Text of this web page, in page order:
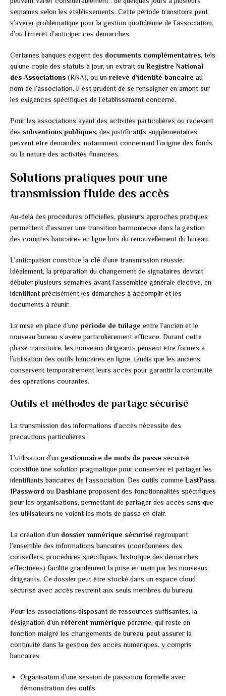
semaines selon les établissements. Cette période transitoire peut
s’avérer problématique pour la gestion quotidienne de l’association,
d’où l’intérêt d’anticiper ces démarches.
Certaines banques exigent des documents complémentaires, tels
qu’une copie des statuts à jour, un extrait duRegistre National
des Associations (RNA), ou un relevé d’identité bancaire au
nom de l’association. Il est prudent de se renseigner en amont sur
les exigences spécifiques de l’établissement concerné.
Pour les associations ayant des activités particulières ou recevant
des subventions publiques, des justificatifs supplémentaires
peuvent être demandés, notamment concernant l’origine des fonds
ou la nature des activités financées.
Solutions pratiques pour une
transmission fluide des accès
Au-delà des procédures officielles, plusieurs approches pratiques
permettent d’assurer une transition harmonieuse dans la gestion
des comptes bancaires en ligne lors du renouvellement du bureau.
L’anticipation constitue la clé d’une transmission réussie.
Idéalement, la préparation du changement de signataires devrait
débuter plusieurs semaines avant l’assemblée générale élective, en
identifiant précisément les démarches à accomplir et les
documents à réunir.
La mise en place d’une période de tuilage entre l’ancien et le
nouveau bureau s’avère particulièrement efficace. Durant cette
phase transitoire, les nouveaux dirigeants peuvent être formés à
l’utilisation des outils bancaires en ligne, tandis que les anciens
conservent temporairement leurs accès pour garantir la continuité
des opérations courantes.
Outils et méthodes de partage sécurisé
La transmission des informations d’accès nécessite des
précautions particulières :
L’utilisation d’un gestionnaire de mots de passe sécurisé
constitue une solution pragmatique pour conserver et partager les
identifiants bancaires de l’association. Des outils commeLastPass,
1Password ou Dashlane proposent des fonctionnalités spécifiques
pour les organisations, permettant de partager des accès sans que
les utilisateurs ne voient les mots de passe en clair.
La création d’un dossier numérique sécurisé regroupant
l’ensemble des informations bancaires (coordonnées des
conseillers, procédures spécifiques, historique des démarches
effectuées) facilite grandement la prise en main par les nouveaux
dirigeants. Ce dossier peut être stocké dans un espace cloud
sécurisé avec accès restreint aux seuls membres du bureau.
Pour les associations disposant de ressources suffisantes, la
désignation d’un référent numérique pérenne, qui reste en
fonction malgré les changements de bureau, peut assurer la
continuité dans la gestion des accès numériques, y compris
bancaires.
Organisation d’une session de passation formelle avec
démonstration des outils